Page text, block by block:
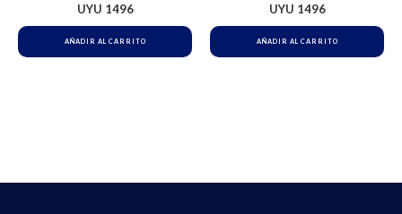
UYU 1496
AÑADIR AL CARRITO
UYU 1496
AÑADIR AL CARRITO